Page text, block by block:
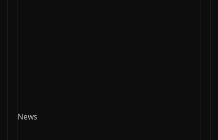
News